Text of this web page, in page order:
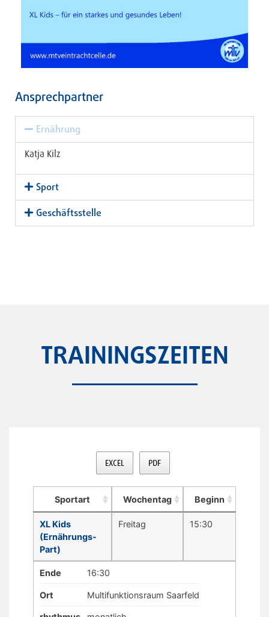
Ansprechpartner
Ernährung
Katja Kilz
Sport
Geschäftsstelle
TRAININGSZEITEN
EXCEL PDF
Sportart Wochentag Beginn
XL Kids
(Ernährungs-
Part)
Freitag 15:30
Ende 16:30
Ort Multifunktionsraum Saarfeld